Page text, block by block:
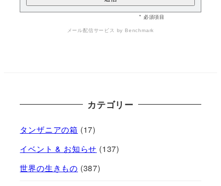
* 必須項目
メール配信サービス by Benchmark
カテゴリー
タンザニアの箱 (17)
イベント & お知らせ (137)
世界の生きもの (387)